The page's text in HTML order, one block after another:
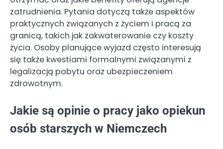
zatrudnienia. Pytania dotyczą także aspektów
praktycznych związanych z życiem i pracą za
granicą, takich jak zakwaterowanie czy koszty
życia. Osoby planujące wyjazd często interesują
się także kwestiami formalnymi związanymi z
legalizacją pobytu oraz ubezpieczeniem
zdrowotnym.
Jakie są opinie o pracy jako opiekun
osób starszych w Niemczech